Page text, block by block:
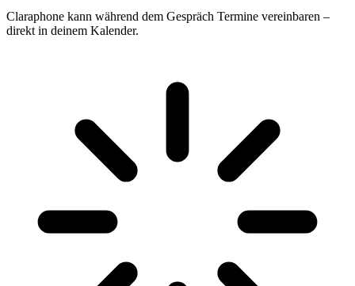
Claraphone kann während dem Gespräch Termine vereinbaren –
direkt in deinem Kalender.